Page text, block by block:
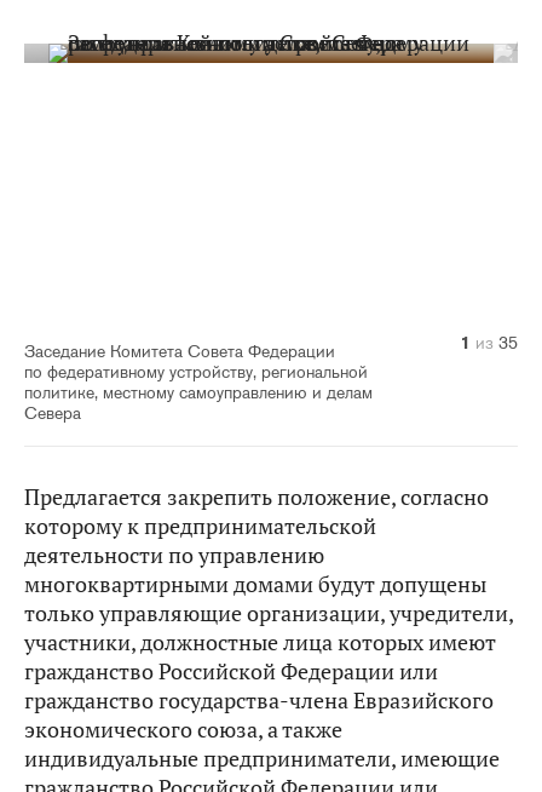
Заседание Комитета Совета Федерации
по федеративному устройству, региональной
политике, местному самоуправлению и делам
Севера
1 из 35
2 из 35
3 из 35
4 из 35
5 из 35
6 из 35
7 из 35
8 из 35
9 из 35
10 из 35
11 из 35
12 из 35
13 из 35
14 из 35
15 из 35
16 из 35
17 из 35
18 из 35
19 из 35
20 из 35
21 из 35
22 из 35
23 из 35
24 из 35
25 из 35
26 из 35
27 из 35
28 из 35
29 из 35
30 из 35
31 из 35
32 из 35
33 из 35
34 из 35
35 из 35
Предлагается закрепить положение, согласно
которому к предпринимательской
деятельности по управлению
многоквартирными домами будут допущены
только управляющие организации, учредители,
участники, должностные лица которых имеют
гражданство Российской Федерации или
гражданство государства-члена Евразийского
экономического союза, а также
индивидуальные предприниматели, имеющие